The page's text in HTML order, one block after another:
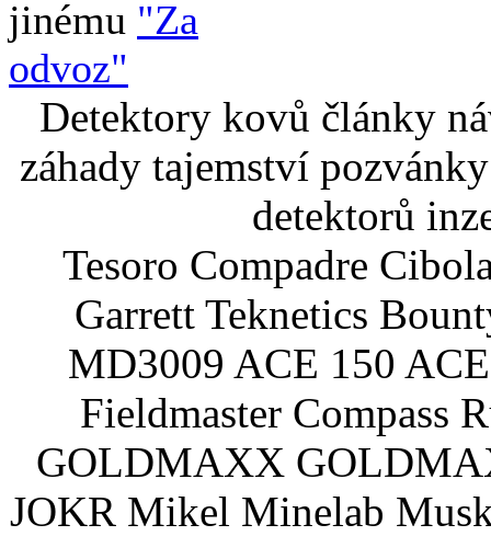
jinému "Za
odvoz"
Detektory kovů články
záhady tajemství
detektorů
Tesoro Compadre
Garrett Teknetics
MD3009 ACE 150
Fieldmaster Compass
GOLDMAXX
JOKR Mikel Minelab